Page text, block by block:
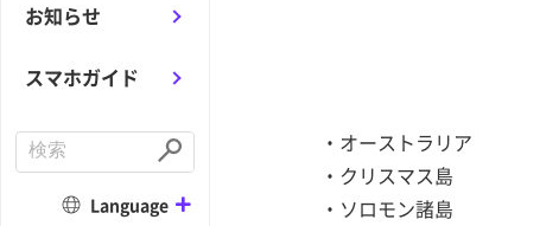
お知らせ
スマホガイド
n
S
u
m
Language
・オーストラリア
・クリスマス島
・ソロモン諸島